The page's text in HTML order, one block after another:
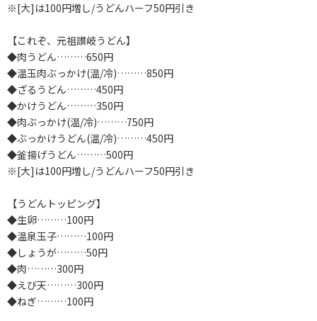
※[大]は100円増し/うどんハーフ50円引き
【これぞ、元祖讃岐うどん】
◆肉うどん………650円
◆温玉肉ぶっかけ(温/冷)………850円
◆ざるうどん………450円
◆かけうどん………350円
◆肉ぶっかけ(温/冷)………750円
◆ぶっかけうどん(温/冷)………450円
◆釜揚げうどん………500円
※[大]は100円増し/うどんハーフ50円引き
【うどんトッピング】
◆生卵………100円
◆温泉玉子………100円
◆しょうが………50円
◆肉………300円
◆えび天………300円
◆ねぎ………100円